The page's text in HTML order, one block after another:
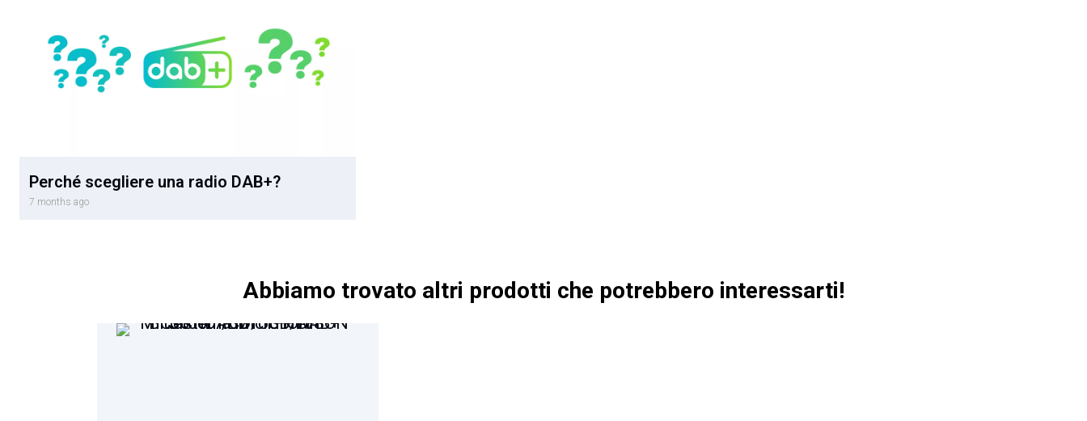
Perché scegliere una radio DAB+?
7 months ago
Abbiamo trovato altri prodotti che potrebbero interessarti!